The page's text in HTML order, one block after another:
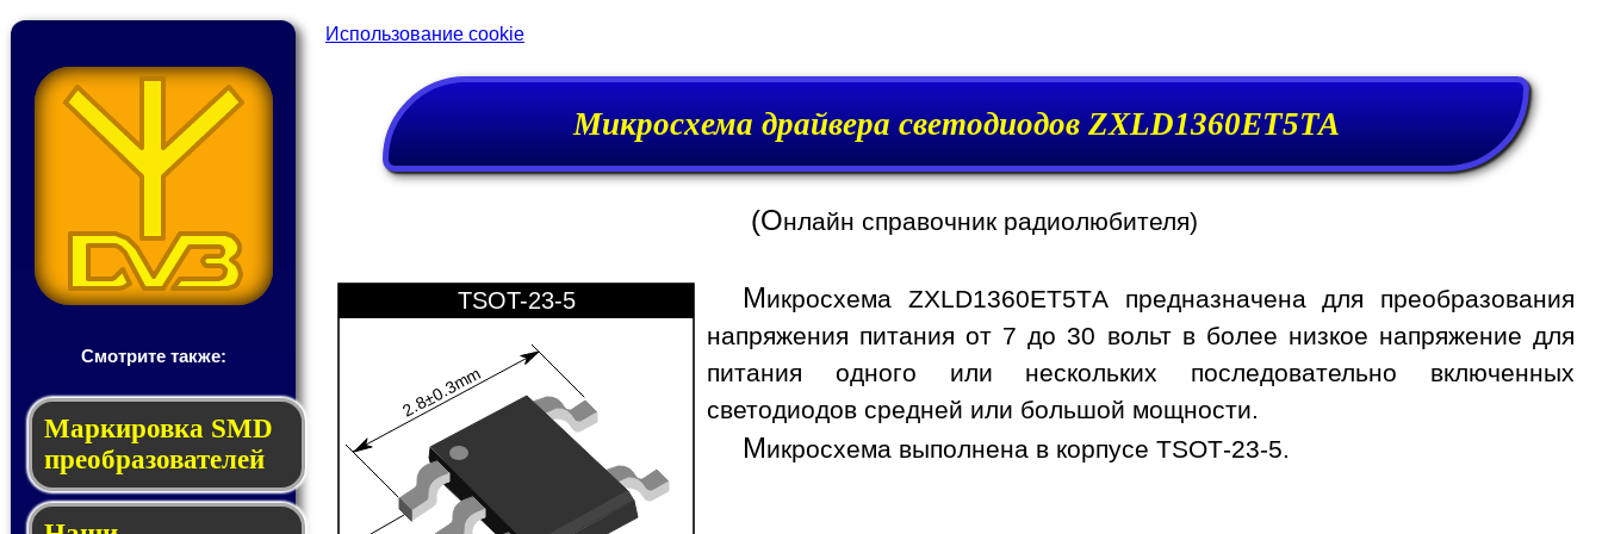
Смотрите также:
Мар­ки­ров­ка SMD
пре­об­ра­зо­ва­те­лей
Использование cookie
Микросхема драйвера светодиодов ZXLD1360ET5TA
(Онлайн справочник радиолюбителя)
2.8±0.3mm
TSOT-23-5 Микросхема ZXLD1360ET5TA предназначена для преобразования
напряжения питания от 7 до 30 вольт в более низкое напряжение для
питания одного или нескольких последовательно включенных
светодиодов средней или большой мощности.
Микросхема выполнена в корпусе TSOT-23-5.